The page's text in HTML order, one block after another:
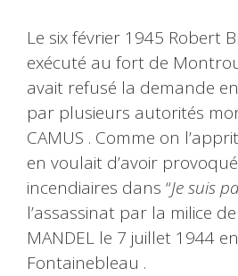
Le six février 1945 Robert
exécuté au fort de
avait refusé la demande
par plusieurs autorités
CAMUS . Comme on
en voulait d’avoir
incendiaires dans “Je suis
l’assassinat par la milice
MANDEL le 7 juillet 1944
Fontainebleau .